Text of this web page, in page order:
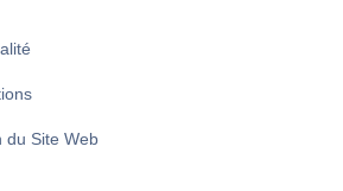
du Site Web